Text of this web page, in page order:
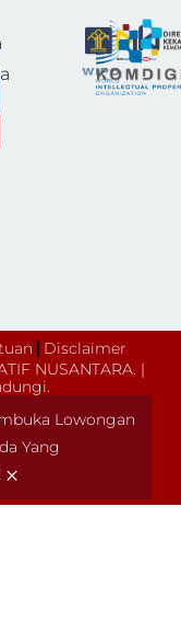
Disclaimer
NUSANTARA. |
Lowongan
Yang
×